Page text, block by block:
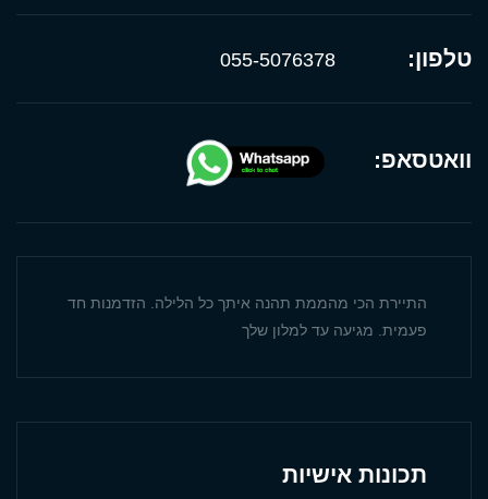
טלפון: 055-5076378
וואטסאפ:
התיירת הכי מהממת תהנה איתך כל הלילה. הזדמנות חד
פעמית. מגיעה עד למלון שלך
תכונות אישיות